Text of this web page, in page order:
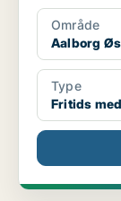
Område
Aalborg
Type
Fritids